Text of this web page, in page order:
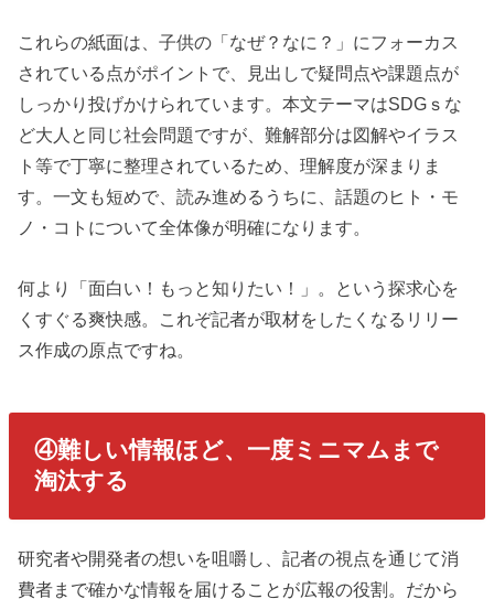
これらの紙面は、子供の「なぜ？なに？」にフォーカス
されている点がポイントで、見出しで疑問点や課題点が
しっかり投げかけられています。本文テーマはSDGｓな
ど大人と同じ社会問題ですが、難解部分は図解やイラス
ト等で丁寧に整理されているため、理解度が深まりま
す。一文も短めで、読み進めるうちに、話題のヒト・モ
ノ・コトについて全体像が明確になります。
何より「面白い！もっと知りたい！」。という探求心を
くすぐる爽快感。これぞ記者が取材をしたくなるリリー
ス作成の原点ですね。
④難しい情報ほど、一度ミニマムまで
淘汰する
研究者や開発者の想いを咀嚼し、記者の視点を通じて消
費者まで確かな情報を届けることが広報の役割。だから